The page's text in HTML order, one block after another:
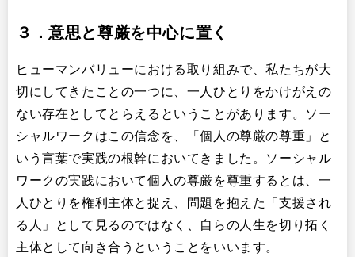
３．意思と尊厳を中心に置く
ヒューマンバリューにおける取り組みで、私たちが大
切にしてきたことの一つに、一人ひとりをかけがえの
ない存在としてとらえるということがあります。ソー
シャルワークはこの信念を、「個人の尊厳の尊重」と
いう言葉で実践の根幹においてきました。ソーシャル
ワークの実践において個人の尊厳を尊重するとは、一
人ひとりを権利主体と捉え、問題を抱えた「支援され
る人」として見るのではなく、自らの人生を切り拓く
主体として向き合うということをいいます。